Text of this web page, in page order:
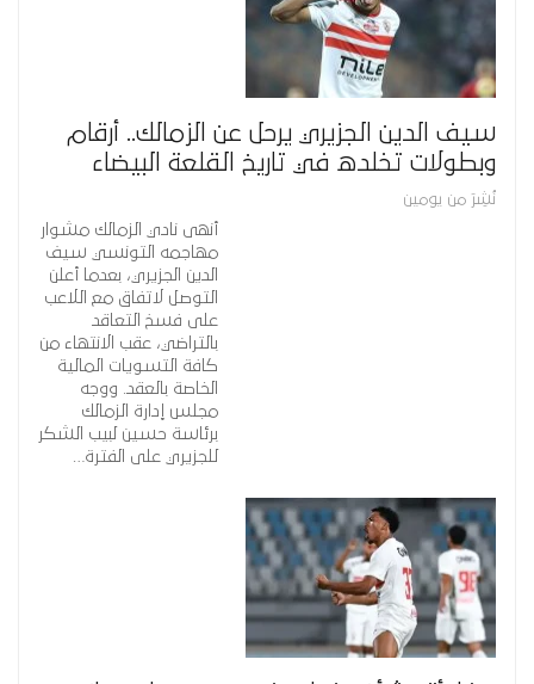
سيف الدين الجزيري يرحل عن الزمالك.. أرقام
وبطولات تخلده في تاريخ القلعة البيضاء
نُشِرَ من يومين
أنهى نادي الزمالك مشوار
مهاجمه التونسي سيف
الدين الجزيري، بعدما أعلن
التوصل لاتفاق مع اللاعب
على فسخ التعاقد
بالتراضي، عقب الانتهاء من
كافة التسويات المالية
الخاصة بالعقد. ووجه
مجلس إدارة الزمالك
برئاسة حسين لبيب الشكر
للجزيري على الفترة…